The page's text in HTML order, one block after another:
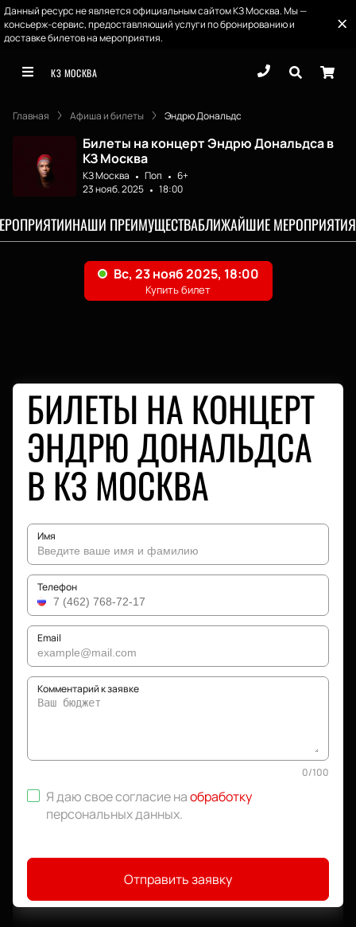
Данный ресурс не является официальным сайтом КЗ Москва. Мы —
консьерж-сервис, предоставляющий услуги по бронированию и
доставке билетов на мероприятия.
КЗ МОСКВА
Главная Афиша и билеты Эндрю Дональдс
Билеты на концерт Эндрю Дональдса в
КЗ Москва
КЗ Москва Поп
6+
23 нояб. 2025
18:00
НАШИ ПРЕИМУЩЕСТВАБЛИЖАЙШИЕ МЕРОПРИЯТИЯ
БИЛЕТЫ НА КОНЦЕРТ
ЭНДРЮ ДОНАЛЬДСА
В КЗ МОСКВА
Имя
Телефон
Email
Комментарий к заявке
0/100
Я даю свое согласие наобработку
персональных данных.
Отправить заявку